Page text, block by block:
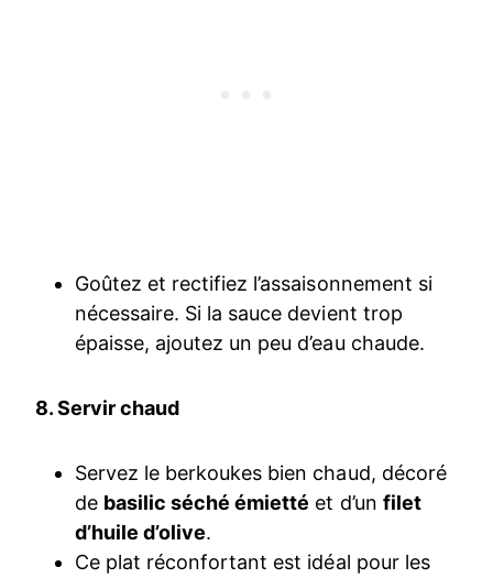
Goûtez et rectifiez l’assaisonnement si
nécessaire. Si la sauce devient trop
épaisse, ajoutez un peu d’eau chaude.
8. Servir chaud
Servez le berkoukes bien chaud, décoré
de basilic séché émietté et d’un filet
d’huile d’olive.
Ce plat réconfortant est idéal pour les